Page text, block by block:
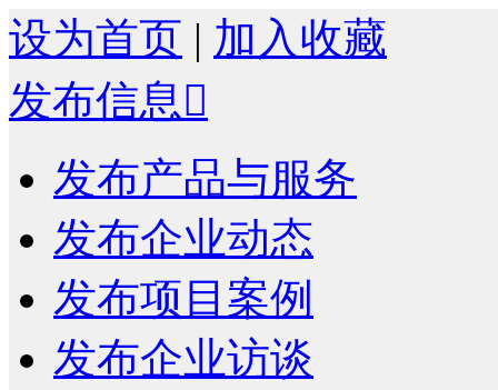
设为首页 | 加入收藏
发布信息
发布产品与服务
发布企业动态
发布项目案例
发布企业访谈